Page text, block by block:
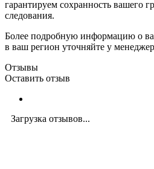
гарантируем сохранность вашего
следования.
Более подробную информацию о
в ваш регион уточняйте у
Отзывы
Оставить отзыв
Загрузка отзывов...